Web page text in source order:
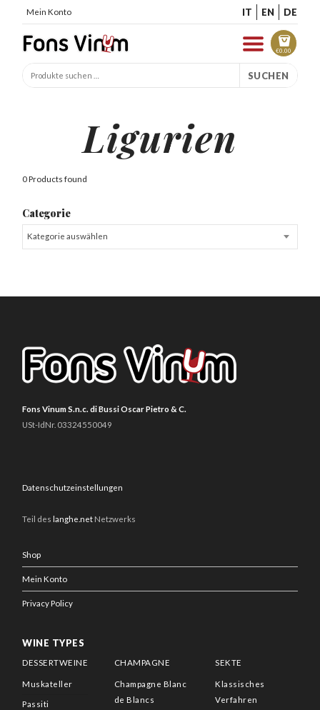
Mein Konto IT EN DE
€0.00
SUCHEN
Ligurien
0 Products found
Categorie
Kategorie auswählen
Fons Vinum S.n.c. di Bussi Oscar Pietro & C.
USt-IdNr. 03324550049
Datenschutzeinstellungen
Teil des langhe.net Netzwerks
Shop
Mein Konto
Privacy Policy
WINE TYPES
DESSERTWEINE
Muskateller
Passiti
CHAMPAGNE
Champagne Blanc
de Blancs
SEKTE
Klassisches
Verfahren